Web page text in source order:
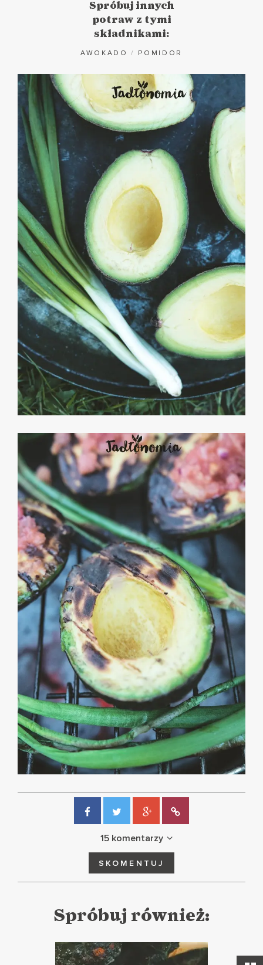
Spróbuj innych
potraw z tymi
składnikami:
AWOKADO / POMIDOR
15 komentarzy
SKOMENTUJ
Spróbuj również: